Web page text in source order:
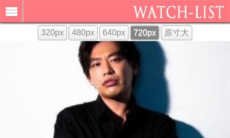
320px 480px 640px 720px 原寸大